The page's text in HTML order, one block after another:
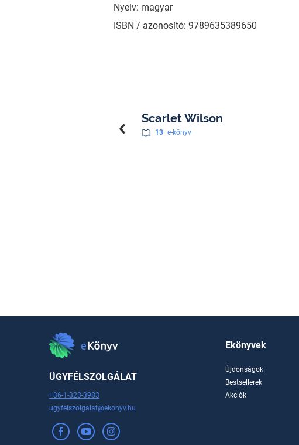
Nyelv: magyar
ISBN / azonosító: 9789635389650
Scarlet Wilson
13 e-könyv
ÜGYFÉLSZOLGÁLAT
+36-1-323-3983
ugyfelszolgalat@ekonyv.hu
Ekönyvek
Újdonságok
Bestsellerek
Akciók